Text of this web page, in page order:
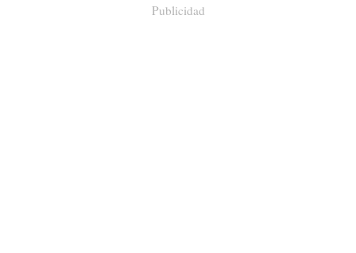
Publicidad